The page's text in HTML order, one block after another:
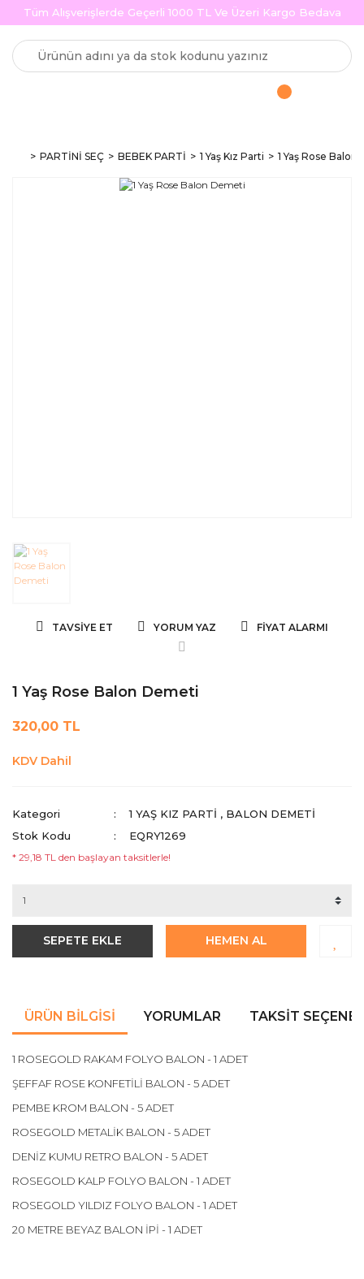
Tüm Alışverişlerde Geçerli 1000 TL Ve Üzeri Kargo Bedava
PARTİNİ SEÇ BEBEK PARTİ 1 Yaş Kız Parti 1 Yaş Rose
TAVSIYE ET YORUM YAZ FIYAT ALARMI
1 Yaş Rose Balon Demeti
320,00 TL
KDV Dahil
Kategori 1 YAŞ KIZ PARTI , BALON DEMETİ
Stok Kodu
EQRY1269
* 29,18 TL den başlayan taksitlerle!
SEPETE EKLE HEMEN AL
ÜRÜN BILGISI YORUMLAR TAKSIT
1 ROSEGOLD RAKAM FOLYO BALON - 1 ADET
ŞEFFAF ROSE KONFETİLİ BALON - 5 ADET
PEMBE KROM BALON - 5 ADET
ROSEGOLD METALİK BALON - 5 ADET
DENİZ KUMU RETRO BALON - 5 ADET
ROSEGOLD KALP FOLYO BALON - 1 ADET
ROSEGOLD YILDIZ FOLYO BALON - 1 ADET
20 METRE BEYAZ BALON İPİ - 1 ADET